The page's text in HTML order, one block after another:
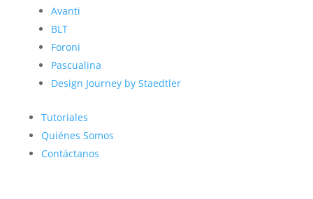
Avanti
BLT
Foroni
Pascualina
Design Journey by Staedtler
Tutoriales
Quiénes Somos
Contáctanos